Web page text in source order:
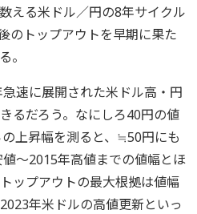
える米ドル／円の8年サイクル
のトップアウトを早期に果た
。
速に展開された米ドル高・円
るだろう。なにしろ40円の値
上昇幅を測ると、≒50円にも
～2015年高値までの値幅とほ
ップアウトの最大根拠は値幅
年米ドルの高値更新といっ